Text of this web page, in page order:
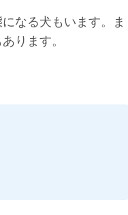
なる犬もいます。ま
ります。